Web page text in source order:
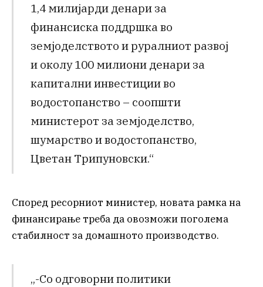
1,4 милијарди денари за
финансиска поддршка во
земјоделството и руралниот развој
и околу 100 милиони денари за
капитални инвестиции во
водостопанство – соопшти
министерот за земјоделство,
шумарство и водостопанство,
Цветан Трипуновски.“
Според ресорниот министер, новата рамка на
финансирање треба да овозможи поголема
стабилност за домашното производство.
„-Со одговорни политики